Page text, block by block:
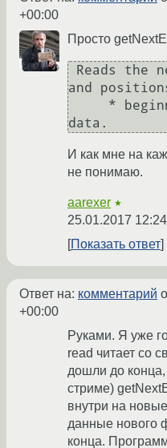
+00:00
Просто
and
И как мне на
не понимаю.
aarexer ★
25.01.2017
Показать ответ
Ответ на: комментарий
+00:00
Руками. Я уже
read читает со
дошли до
стриме)
внутри на
данные нового
конца.